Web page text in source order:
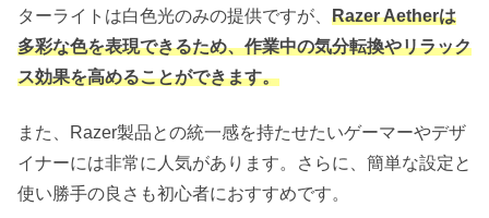
ターライトは白色光のみの提供ですが、 Razer Aetherは
多彩な色を表現できるため、作業中の気分転換やリラック
ス効果を高めることができます。
また、Razer製品との統一感を持たせたいゲーマーやデザ
イナーには非常に人気があります。さらに、簡単な設定と
使い勝手の良さも初心者におすすめです。